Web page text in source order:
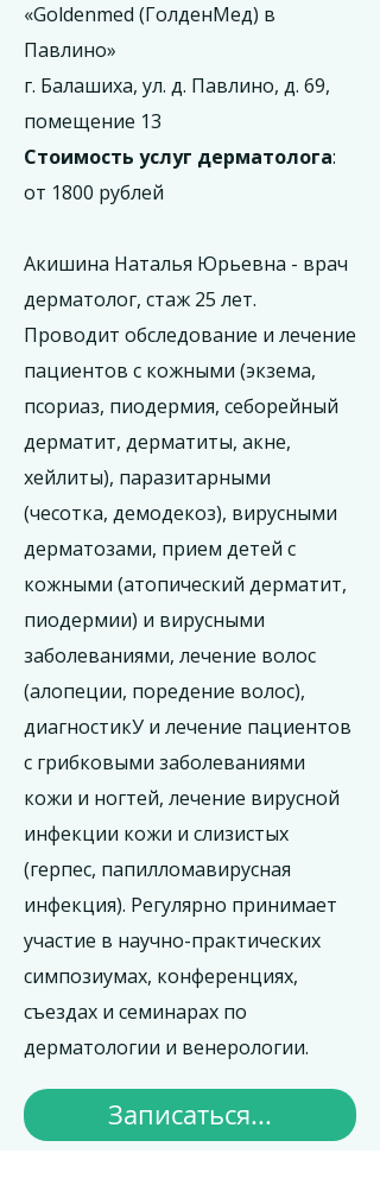
«Goldenmed (ГолденМед) в
Павлино»
г. Балашиха, ул. д. Павлино, д. 69,
помещение 13
Стоимость услуг дерматолога:
от 1800 рублей
Акишина Наталья Юрьевна - врач
дерматолог, стаж 25 лет.
Проводит обследование и лечение
пациентов с кожными (экзема,
псориаз, пиодермия, себорейный
дерматит, дерматиты, акне,
хейлиты), паразитарными
(чесотка, демодекоз), вирусными
дерматозами, прием детей с
кожными (атопический дерматит,
пиодермии) и вирусными
заболеваниями, лечение волос
(алопеции, поредение волос),
диагностикУ и лечение пациентов
с грибковыми заболеваниями
кожи и ногтей, лечение вирусной
инфекции кожи и слизистых
(герпес, папилломавирусная
инфекция). Регулярно принимает
участие в научно-практических
симпозиумах, конференциях,
съездах и семинарах по
дерматологии и венерологии.
Записаться...